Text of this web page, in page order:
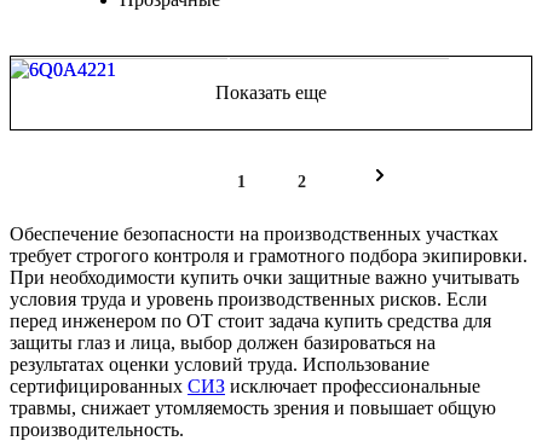
Показать еще
1 2
Обеспечение безопасности на производственных участках
требует строгого контроля и грамотного подбора экипировки.
При необходимости купить очки защитные важно учитывать
условия труда и уровень производственных рисков. Если
перед инженером по ОТ стоит задача купить средства для
защиты глаз и лица, выбор должен базироваться на
результатах оценки условий труда. Использование
сертифицированных СИЗ исключает профессиональные
травмы, снижает утомляемость зрения и повышает общую
производительность.